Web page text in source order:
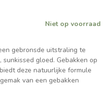
Niet op voorraad
gebronsde uitstraling te
gloed. Gebakken op
deze natuurlijke formule
van een gebakken